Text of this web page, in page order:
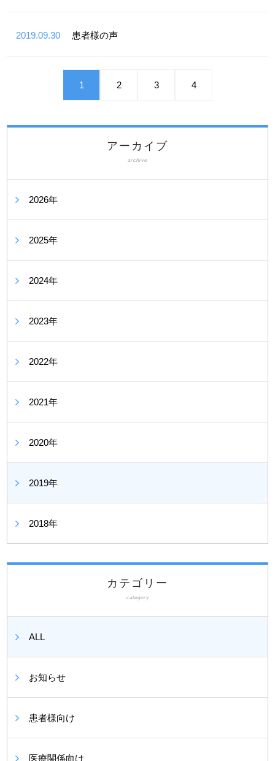
2019.09.30 患者様の声
1 2 3 4
アーカイブ
archive
2026年
2025年
2024年
2023年
2022年
2021年
2020年
2019年
2018年
カテゴリー
category
ALL
お知らせ
患者様向け
医療関係向け